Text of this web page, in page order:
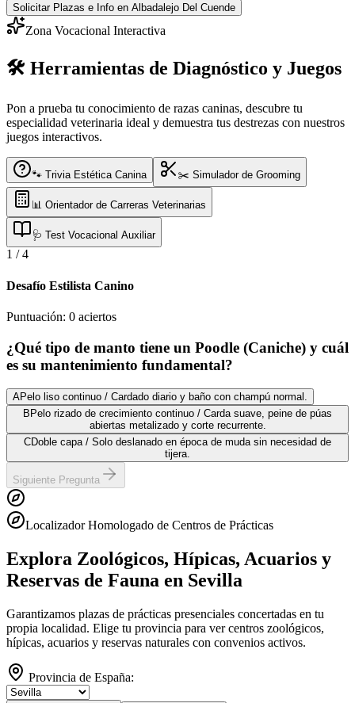
Solicitar Plazas e Info en Albadalejo Del Cuende
Zona Vocacional Interactiva
🛠️ Herramientas de Diagnóstico y Juegos
Pon a prueba tu conocimiento de razas caninas, descubre tu
especialidad veterinaria ideal y demuestra tus destrezas con nuestros
juegos interactivos.
🐾 Trivia Estética Canina ✂️ Simulador de Grooming
📊 Orientador de Carreras Veterinarias
🩺 Test Vocacional Auxiliar
1 /4
Desafío Estilista Canino
Puntuación: 0 aciertos
¿Qué tipo de manto tiene un Poodle (Caniche) y cuál
es su mantenimiento fundamental?
APelo liso continuo / Cardado diario y baño con champú normal.
B Pelo rizado de crecimiento continuo / Carda suave, peine de púas
abiertas metalizado y corte recurrente.
CDoble capa / Solo deslanado en época de muda sin necesidad de
tijera.
Siguiente Pregunta
Localizador Homologado de Centros de Prácticas
Explora Zoológicos, Hípicas, Acuarios y
Reservas de Fauna en Sevilla
Garantizamos plazas de prácticas presenciales concertadas en tu
propia localidad. Elige tu provincia para ver centros zoológicos,
hípicas, acuarios y reservas naturales con convenios activos.
Provincia de España: